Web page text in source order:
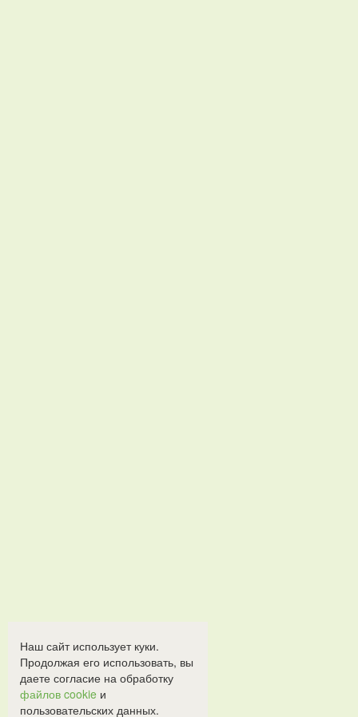
Наш сайт использует куки.
Продолжая его использовать, вы
даете согласие на обработку
файлов cookie и
пользовательских данных.